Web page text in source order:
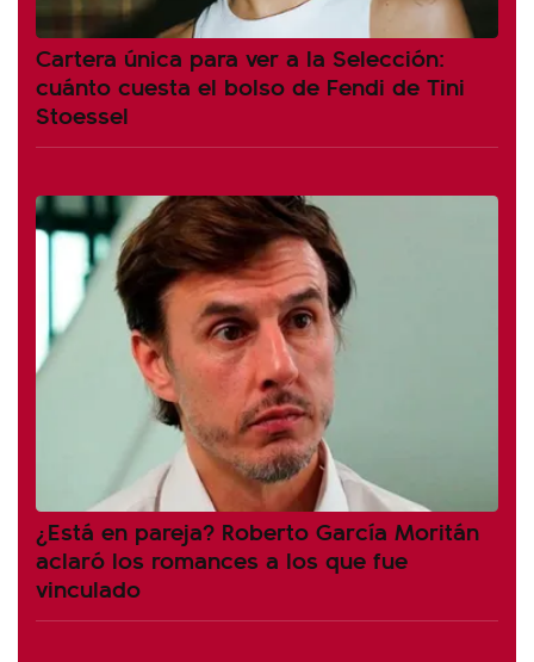
Cartera única para ver a la Selección:
cuánto cuesta el bolso de Fendi de Tini
Stoessel
¿Está en pareja? Roberto García Moritán
aclaró los romances a los que fue
vinculado